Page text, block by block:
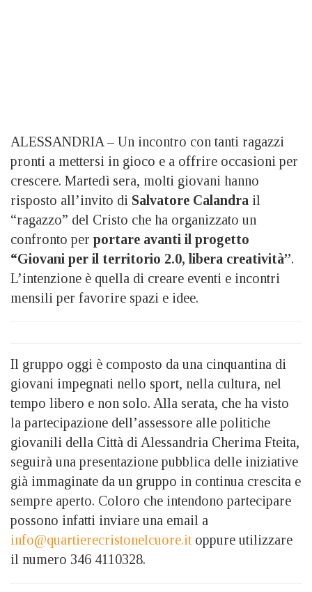
ALESSANDRIA – Un incontro con tanti ragazzi
pronti a mettersi in gioco e a offrire occasioni per
crescere. Martedì sera, molti giovani hanno
risposto all’invito di Salvatore Calandra il
“ragazzo” del Cristo che ha organizzato un
confronto per portare avanti il progetto
“Giovani per il territorio 2.0, libera creatività”.
L’intenzione è quella di creare eventi e incontri
mensili per favorire spazi e idee.
Il gruppo oggi è composto da una cinquantina di
giovani impegnati nello sport, nella cultura, nel
tempo libero e non solo. Alla serata, che ha visto
la partecipazione dell’assessore alle politiche
giovanili della Città di Alessandria Cherima Fteita,
seguirà una presentazione pubblica delle iniziative
già immaginate da un gruppo in continua crescita e
sempre aperto. Coloro che intendono partecipare
possono infatti inviare una email a
info@quartierecristonelcuore.it oppure utilizzare
il numero 346 4110328.